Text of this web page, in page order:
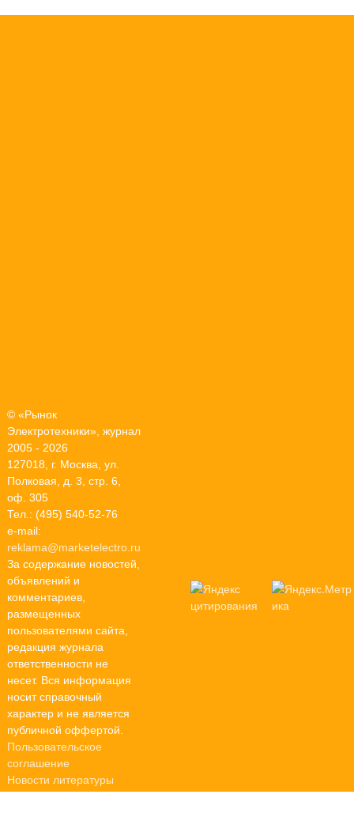
© «Рынок
Электротехники», журнал
2005 - 2026
127018, г. Москва, ул.
Полковая, д. 3, стр. 6,
оф. 305
Тел.: (495) 540-52-76
e-mail:
reklama@marketelectro.ru
За содержание новостей,
объявлений и
комментариев,
размещенных
пользователями сайта,
редакция журнала
ответственности не
несет. Вся информация
носит справочный
характер и не является
публичной оффертой.
Пользовательское
соглашение
Новости литературы